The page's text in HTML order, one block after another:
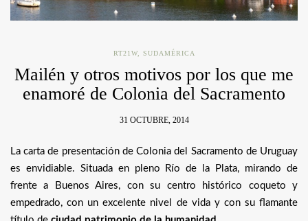
RT21W, SUDAMÉRICA
Mailén y otros motivos por los que me
enamoré de Colonia del Sacramento
31 OCTUBRE, 2014
La carta de presentación de Colonia del Sacramento de Uruguay
es envidiable. Situada en pleno Río de la Plata, mirando de
frente a Buenos Aires, con su centro histórico coqueto y
empedrado, con un excelente nivel de vida y con su flamante